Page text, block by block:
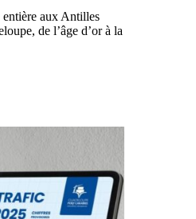
entière aux Antilles
de l’âge d’or à la